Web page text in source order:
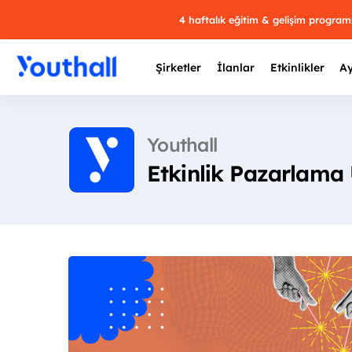
4 haftalık eğitim & gelişim
Şirketler İlanlar Etkinlikler
Youthall
Etkinlik Pazarlama